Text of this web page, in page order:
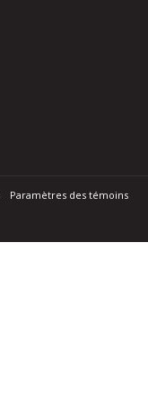
Paramètres des témoins